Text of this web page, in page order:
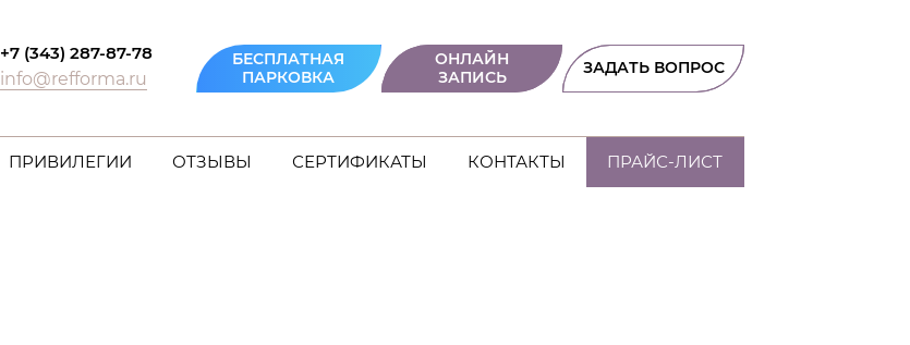
+7 (343) 287-87-78
info@refforma.ru
БЕСПЛАТНАЯ
ПАРКОВКА
ОНЛАЙН
ЗАПИСЬ
ЗАДАТЬ ВОПРОС
ПРИВИЛЕГИИ ОТЗЫВЫ СЕРТИФИКАТЫ КОНТАКТЫ ПРАЙС-ЛИСТ